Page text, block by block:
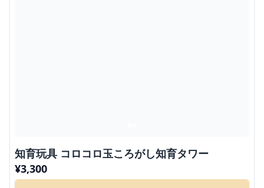
知育玩具 コロコロ玉ころがし知育タワー
¥3,300